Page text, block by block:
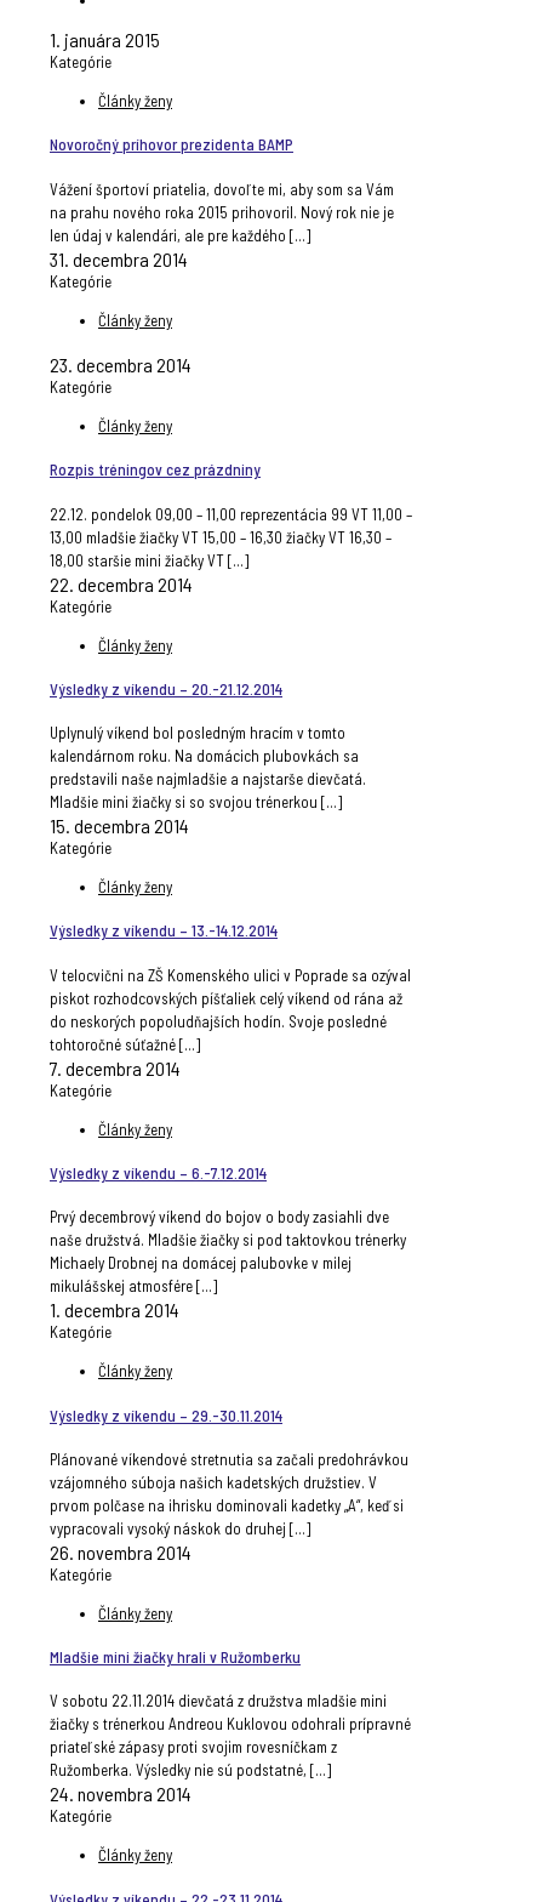
1. januára 2015
Kategórie
Články ženy
Novoročný príhovor prezidenta BAMP
Vážení športoví priatelia, dovoľte mi, aby som sa Vám
na prahu nového roka 2015 prihovoril. Nový rok nie je
len údaj v kalendári, ale pre každého […]
31. decembra 2014
Kategórie
Články ženy
23. decembra 2014
Kategórie
Články ženy
Rozpis tréningov cez prázdniny
22.12. pondelok 09,00 – 11,00 reprezentácia 99 VT 11,00 –
13,00 mladšie žiačky VT 15,00 – 16,30 žiačky VT 16,30 –
18,00 staršie mini žiačky VT[…]
22. decembra 2014
Kategórie
Články ženy
Výsledky z víkendu – 20.-21.12.2014
Uplynulý víkend bol posledným hracím v tomto
kalendárnom roku. Na domácich plubovkách sa
predstavili naše najmladšie a najstarše dievčatá.
Mladšie mini žiačky si so svojou trénerkou […]
15. decembra 2014
Kategórie
Články ženy
Výsledky z víkendu – 13.-14.12.2014
V telocvični na ZŠ Komenského ulici v Poprade sa ozýval
piskot rozhodcovských píšťaliek celý víkend od rána až
do neskorých popoludňajších hodín. Svoje posledné
tohtoročné súťažné[…]
7. decembra 2014
Kategórie
Články ženy
Výsledky z víkendu – 6.-7.12.2014
Prvý decembrový víkend do bojov o body zasiahli dve
naše družstvá. Mladšie žiačky si pod taktovkou trénerky
Michaely Drobnej na domácej palubovke v milej
mikulášskej atmosfére[…]
1. decembra 2014
Kategórie
Články ženy
Výsledky z víkendu – 29.-30.11.2014
Plánované víkendové stretnutia sa začali predohrávkou
vzájomného súboja našich kadetských družstiev. V
prvom polčase na ihrisku dominovali kadetky „A“, keď si
vypracovali vysoký náskok do druhej […]
26. novembra 2014
Kategórie
Články ženy
Mladšie mini žiačky hrali v Ružomberku
V sobotu 22.11.2014 dievčatá z družstva mladšie mini
žiačky s trénerkou Andreou Kuklovou odohrali prípravné
priateľské zápasy proti svojim rovesníčkam z
Ružomberka. Výsledky nie sú podstatné, […]
24. novembra 2014
Kategórie
Články ženy